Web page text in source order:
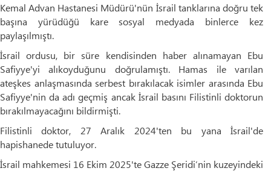
Kemal Advan Hastanesi Müdürü'nün İsrail tanklarına doğru tek
başına yürüdüğü kare sosyal medyada binlerce kez
paylaşılmıştı.
İsrail ordusu, bir süre kendisinden haber alınamayan Ebu
Safiyye'yi alıkoyduğunu doğrulamıştı. Hamas ile varılan
ateşkes anlaşmasında serbest bırakılacak isimler arasında Ebu
Safiyye'nin da adı geçmiş ancak İsrail basını Filistinli doktorun
bırakılmayacağını bildirmişti.
Filistinli doktor, 27 Aralık 2024'ten bu yana İsrail'de
hapishanede tutuluyor.
İsrail mahkemesi 16 Ekim 2025'te Gazze Şeridi’nin kuzeyindeki